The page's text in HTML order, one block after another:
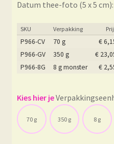
Datum thee-foto (5 x 5
SKU Verpakking
P966-CV 70 g €
P966-GV
350 g €
P966-8G
8 g monster €
70 g 350 g 8 g